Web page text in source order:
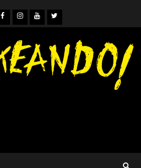
Facebook
Instagram
YouTube
Twitter